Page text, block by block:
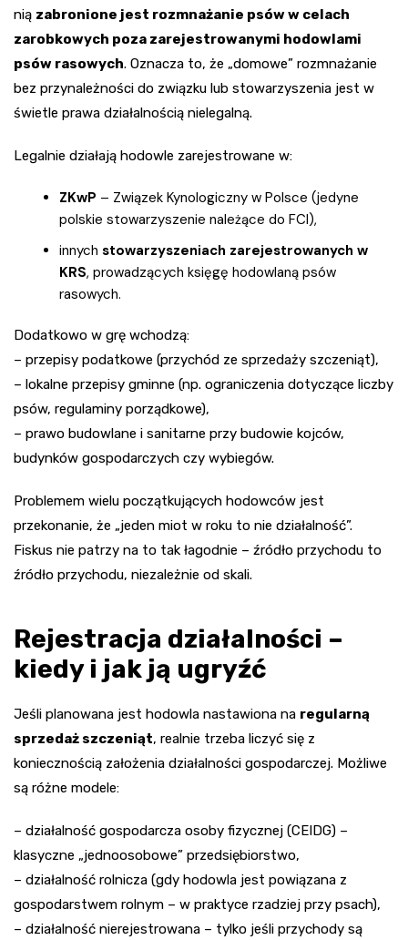
nią zabronione jest rozmnażanie psów w celach
zarobkowych poza zarejestrowanymi hodowlami
psów rasowych. Oznacza to, że „domowe” rozmnażanie
bez przynależności do związku lub stowarzyszenia jest w
świetle prawa działalnością nielegalną.
Legalnie działają hodowle zarejestrowane w:
ZKwP – Związek Kynologiczny w Polsce (jedyne
polskie stowarzyszenie należące do FCI),
innych stowarzyszeniach zarejestrowanych w
KRS, prowadzących księgę hodowlaną psów
rasowych.
Dodatkowo w grę wchodzą:
– przepisy podatkowe (przychód ze sprzedaży szczeniąt),
– lokalne przepisy gminne (np. ograniczenia dotyczące liczby
psów, regulaminy porządkowe),
– prawo budowlane i sanitarne przy budowie kojców,
budynków gospodarczych czy wybiegów.
Problemem wielu początkujących hodowców jest
przekonanie, że „jeden miot w roku to nie działalność”.
Fiskus nie patrzy na to tak łagodnie – źródło przychodu to
źródło przychodu, niezależnie od skali.
Rejestracja działalności –
kiedy i jak ją ugryźć
Jeśli planowana jest hodowla nastawiona na regularną
sprzedaż szczeniąt, realnie trzeba liczyć się z
koniecznością założenia działalności gospodarczej. Możliwe
są różne modele:
– działalność gospodarcza osoby fizycznej (CEIDG) –
klasyczne „jednoosobowe” przedsiębiorstwo,
– działalność rolnicza (gdy hodowla jest powiązana z
gospodarstwem rolnym – w praktyce rzadziej przy psach),
– działalność nierejestrowana – tylko jeśli przychody są